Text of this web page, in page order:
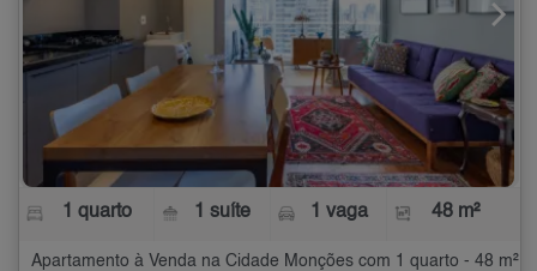
1 quarto 1 suíte 1 vaga 48 m²
Apartamento à Venda na Cidade Monções com 1 quarto - 48 m²